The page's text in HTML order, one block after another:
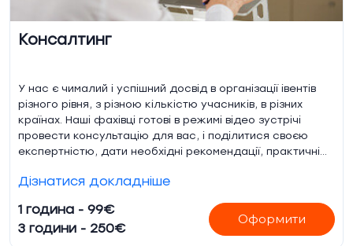
Консалтинг
У нас є чималий і успішний досвід в організації івентів
різного рівня, з різною кількістю учасників, в різних
країнах. Наші фахівці готові в режимі відео зустрічі
провести консультацію для вас, і поділитися своєю
експертністю, дати необхідні рекомендації, практичні
підготовки до вашої події.
Дізнатися докладніше
1 година - 99€
3 години - 250€
Оформити